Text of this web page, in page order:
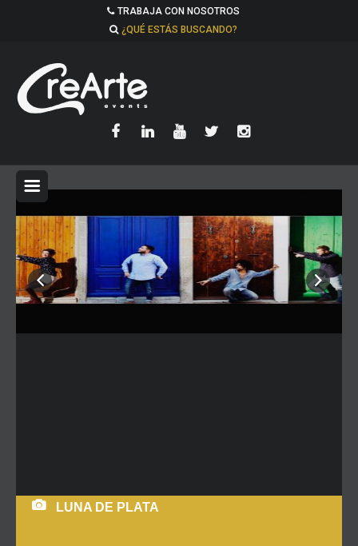
TRABAJA CON NOSOTROS
¿QUÉ ESTÁS BUSCANDO?
LUNA DE PLATA